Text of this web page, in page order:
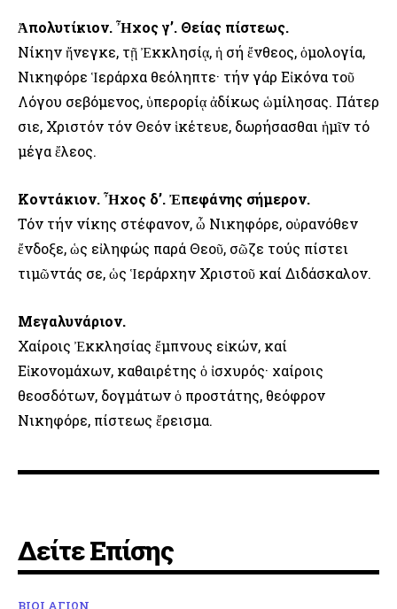
Ἀπολυτίκιον. Ἦχος γ’. Θείας πίστεως.
Νίκην ἤνεγκε, τῇ Ἐκκλησίᾳ, ἡ σή ἔνθεος, ὁμολογία,
Νικηφόρε Ἱεράρχα θεόληπτε· τήν γάρ Εἰκόνα τοῦ
Λόγου σεβόμενος, ὑπερορίᾳ ἀδίκως ὡμίλησας. Πάτερ
Ὅσιε, Χριστόν τόν Θεόν ἱκέτευε, δωρήσασθαι ἡμῖν τό
μέγα ἔλεος.
Κοντάκιον. Ἦχος δ’. Ἐπεφάνης σήμερον.
Τόν τήν νίκης στέφανον, ὦ Νικηφόρε, οὐρανόθεν
ἔνδοξε, ὡς εἰληφώς παρά Θεοῦ, σῶζε τούς πίστει
τιμῶντάς σε, ὡς Ἱεράρχην Χριστοῦ καί Διδάσκαλον.
Μεγαλυνάριον.
Χαίροις Ἐκκλησίας ἔμπνους εἰκών, καί
Εἰκονομάχων, καθαιρέτης ὁ ἰσχυρός· χαίροις
θεοσδότων, δογμάτων ὁ προστάτης, θεόφρον
Νικηφόρε, πίστεως ἔρεισμα.
Δείτε Επίσης
ΒΙΟΙ ΑΓΙΩΝ